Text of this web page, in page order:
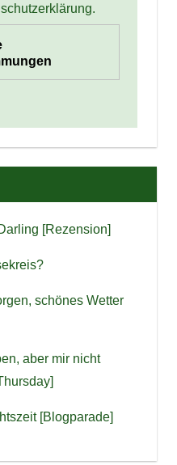
[Rezension]
schönes Wetter
aber mir nicht
[Blogparade]